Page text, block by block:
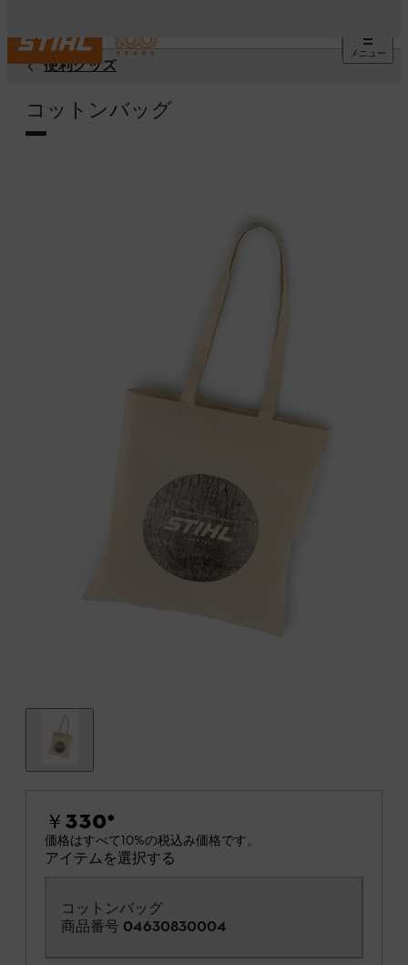
メニュー
便利グッズ
コットンバッグ
￥330*
価格はすべて10%の税込み価格です。
アイテムを選択する
コットンバッグ
商品番号 04630830004